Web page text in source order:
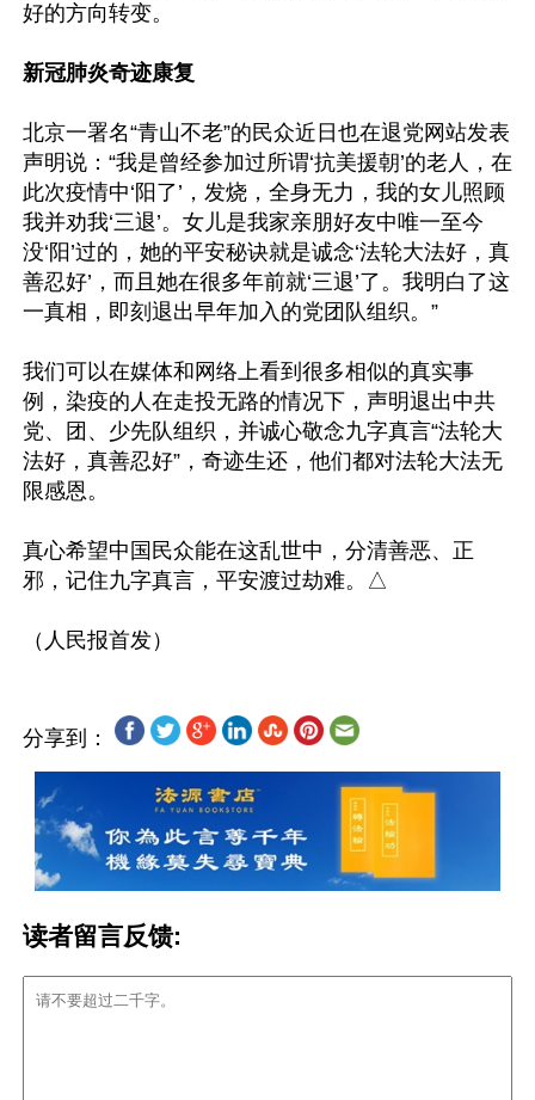
好的方向转变。
新冠肺炎奇迹康复
北京一署名“青山不老”的民众近日也在退党网站发表
声明说：“我是曾经参加过所谓‘抗美援朝’的老人，在
此次疫情中‘阳了’，发烧，全身无力，我的女儿照顾
我并劝我‘三退’。女儿是我家亲朋好友中唯一至今
没‘阳’过的，她的平安秘诀就是诚念‘法轮大法好，真
善忍好’，而且她在很多年前就‘三退’了。我明白了这
一真相，即刻退出早年加入的党团队组织。”
我们可以在媒体和网络上看到很多相似的真实事
例，染疫的人在走投无路的情况下，声明退出中共
党、团、少先队组织，并诚心敬念九字真言“法轮大
法好，真善忍好”，奇迹生还，他们都对法轮大法无
限感恩。
真心希望中国民众能在这乱世中，分清善恶、正
邪，记住九字真言，平安渡过劫难。△
分享到：
读者留言反馈: